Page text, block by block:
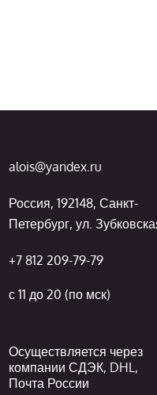
alois@yandex.ru
Россия, 192148, Санкт-
Петербург, ул.
+7 812 209-79-79
с 11 до 20 (по мск)
Осуществляется через
компании СДЭК, DHL,
Почта России